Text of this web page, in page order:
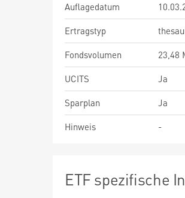
Auflagedatum
Ertragstyp
Fondsvolumen
23,48
UCITS
Ja
Sparplan
Ja
Hinweis
-
ETF spezifische